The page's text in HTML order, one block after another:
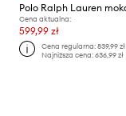
Cena aktualna:
599,99 zł
Cena regularna:839,99 zł
Najniższa cena:636,99 zł